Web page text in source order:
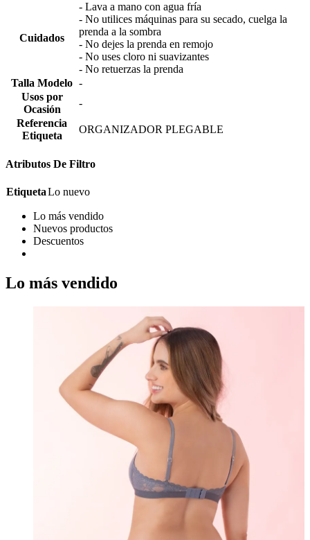
Cuidados
- Lava a mano con agua fría
- No utilices máquinas para su secado, cuelga la
prenda a la sombra
- No dejes la prenda en remojo
- No uses cloro ni suavizantes
- No retuerzas la prenda
Talla Modelo -
Usos por
Ocasión
-
Referencia
Etiqueta
ORGANIZADOR PLEGABLE
Atributos De Filtro
EtiquetaLo nuevo
Lo más vendido
Nuevos productos
Descuentos
Lo más vendido